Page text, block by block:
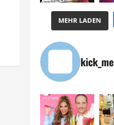
MEHR LADEN